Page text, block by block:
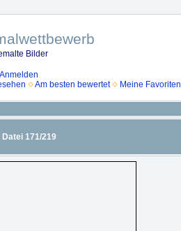
Bilder
Anmelden
Am besten bewertet Meine Favoriten
Datei 171/219